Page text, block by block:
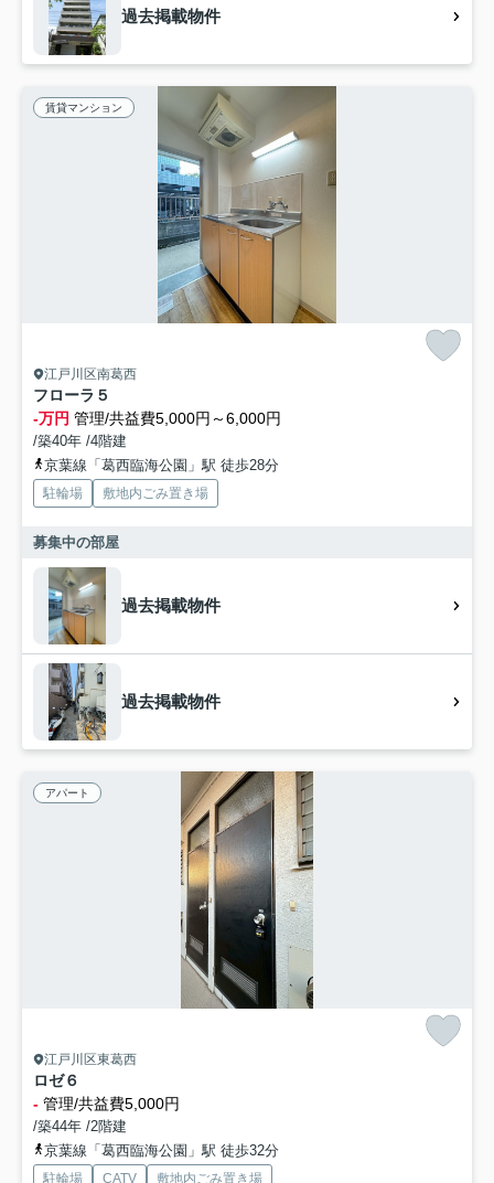
過去掲載物件
賃貸マンション
江戸川区南葛西
フローラ５
-万円 管理/共益費5,000円～6,000円
/築40年 /4階建
京葉線「葛西臨海公園」駅 徒歩28分
駐輪場 敷地内ごみ置き場
募集中の部屋
過去掲載物件
過去掲載物件
アパート
江戸川区東葛西
ロゼ６
- 管理/共益費5,000円
/築44年 /2階建
京葉線「葛西臨海公園」駅 徒歩32分
駐輪場 CATV 敷地内ごみ置き場